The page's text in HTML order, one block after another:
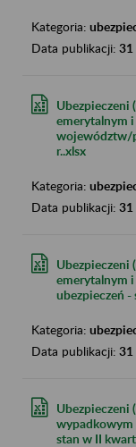
Kategoria:
Data publikacji: 31
Ubezpieczeni
emerytalnym
województw/
r..xlsx
Kategoria:
Data publikacji: 31
Ubezpieczeni
emerytalnym
ubezpieczeń -
Kategoria:
Data publikacji: 31
Ubezpieczeni
stan w II